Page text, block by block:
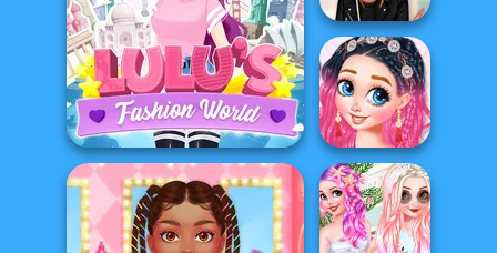
Lulus Fashion World
Crazy Hair School
Salon
Braid Styles We
Love